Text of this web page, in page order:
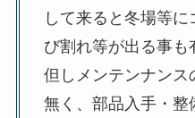
して来ると冬場等
び割れ等が出る事も
但しメンテンナンス
無く、部品入手・整